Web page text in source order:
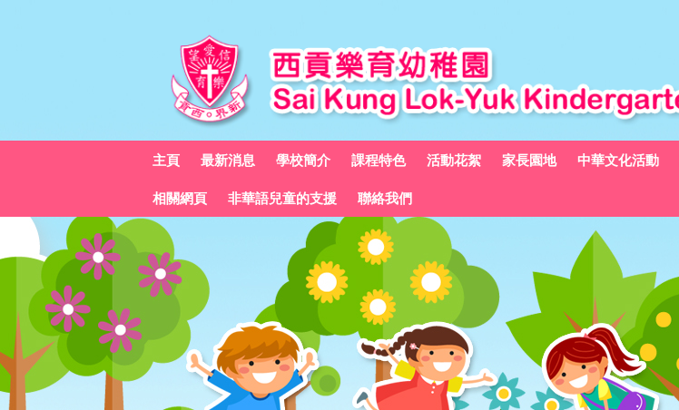
主頁 最新消息 學校簡介 課程特色 活動花絮 家長園地 中華文化活動
相關網頁 非華語兒童的支援 聯絡我們